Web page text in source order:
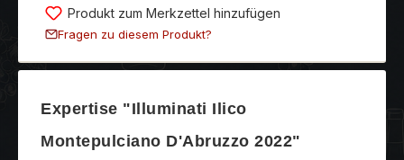
Produkt zum Merkzettel hinzufügen
Fragen zu diesem Produkt?
Expertise "Illuminati Ilico
Montepulciano D'Abruzzo 2022"